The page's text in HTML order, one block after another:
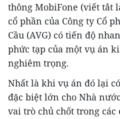
thông MobiFone (viết tắt
cổ phần của Công ty Cổ
Cầu (AVG) có tiến độ
phức tạp của một vụ án
nghiêm trọng.
Nhất là khi vụ án đó lại
đặc biệt lớn cho Nhà
vai trò chủ chốt trong các